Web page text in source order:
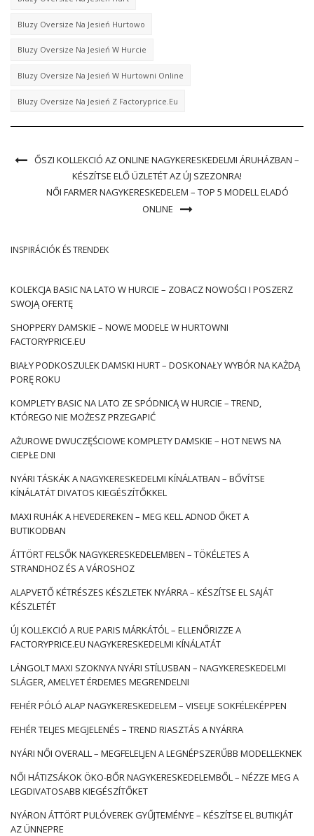
Bluzy Oversize Na Jesień Hurtowo
Bluzy Oversize Na Jesień W Hurcie
Bluzy Oversize Na Jesień W Hurtowni Online
Bluzy Oversize Na Jesień Z Factoryprice.eu
ŐSZI KOLLEKCIÓ AZ ONLINE NAGYKERESKEDELMI ÁRUHÁZBAN –
KÉSZÍTSE ELŐ ÜZLETÉT AZ ÚJ SZEZONRA!
NŐI FARMER NAGYKERESKEDELEM – TOP 5 MODELL ELADÓ
ONLINE
INSPIRÁCIÓK ÉS TRENDEK
KOLEKCJA BASIC NA LATO W HURCIE – ZOBACZ NOWOŚCI I POSZERZ
SWOJĄ OFERTĘ
SHOPPERY DAMSKIE – NOWE MODELE W HURTOWNI
FACTORYPRICE.EU
BIAŁY PODKOSZULEK DAMSKI HURT – DOSKONAŁY WYBÓR NA KAŻDĄ
PORĘ ROKU
KOMPLETY BASIC NA LATO ZE SPÓDNICĄ W HURCIE – TREND,
KTÓREGO NIE MOŻESZ PRZEGAPIĆ
AŻUROWE DWUCZĘŚCIOWE KOMPLETY DAMSKIE – HOT NEWS NA
CIEPŁE DNI
NYÁRI TÁSKÁK A NAGYKERESKEDELMI KÍNÁLATBAN – BŐVÍTSE
KÍNÁLATÁT DIVATOS KIEGÉSZÍTŐKKEL
MAXI RUHÁK A HEVEDEREKEN – MEG KELL ADNOD ŐKET A
BUTIKODBAN
ÁTTÖRT FELSŐK NAGYKERESKEDELEMBEN – TÖKÉLETES A
STRANDHOZ ÉS A VÁROSHOZ
ALAPVETŐ KÉTRÉSZES KÉSZLETEK NYÁRRA – KÉSZÍTSE EL SAJÁT
KÉSZLETÉT
ÚJ KOLLEKCIÓ A RUE PARIS MÁRKÁTÓL – ELLENŐRIZZE A
FACTORYPRICE.EU NAGYKERESKEDELMI KÍNÁLATÁT
LÁNGOLT MAXI SZOKNYA NYÁRI STÍLUSBAN – NAGYKERESKEDELMI
SLÁGER, AMELYET ÉRDEMES MEGRENDELNI
FEHÉR PÓLÓ ALAP NAGYKERESKEDELEM – VISELJE SOKFÉLEKÉPPEN
FEHÉR TELJES MEGJELENÉS – TREND RIASZTÁS A NYÁRRA
NYÁRI NŐI OVERALL – MEGFELELJEN A LEGNÉPSZERŰBB MODELLEKNEK
NŐI HÁTIZSÁKOK ÖKO-BŐR NAGYKERESKEDELEMBŐL – NÉZZE MEG A
LEGDIVATOSABB KIEGÉSZÍTŐKET
NYÁRON ÁTTÖRT PULÓVEREK GYŰJTEMÉNYE – KÉSZÍTSE EL BUTIKJÁT
AZ ÜNNEPRE